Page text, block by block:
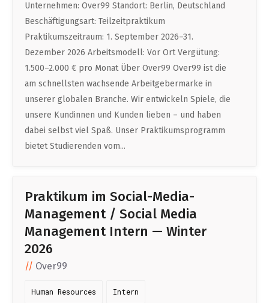
Cost of Living in Berlin
Housing in Berlin
Guide to Berlin’s Neighbourhoods
Rental Contracts
Banking in Berlin
Internet Service Providers in Berlin
Getting to (and Around) Berlin
Berlin Expat Life
International Schools in Berlin
Learn German in Berlin
Professional Studies in Berlin
Unternehmen: Over99 Standort: Berlin, Deutschland
Beschäftigungsart: Teilzeitpraktikum
Praktikumszeitraum: 1. September 2026–31.
Dezember 2026 Arbeitsmodell: Vor Ort Vergütung:
1.500–2.000 € pro Monat Über Over99 Over99 ist die
am schnellsten wachsende Arbeitgebermarke in
unserer globalen Branche. Wir entwickeln Spiele, die
unsere Kundinnen und Kunden lieben – und haben
dabei selbst viel Spaß. Unser Praktikumsprogramm
bietet Studierenden vom...
Praktikum im Social-Media-
Management / Social Media
Management Intern — Winter
2026
Over99
Human Resources Intern